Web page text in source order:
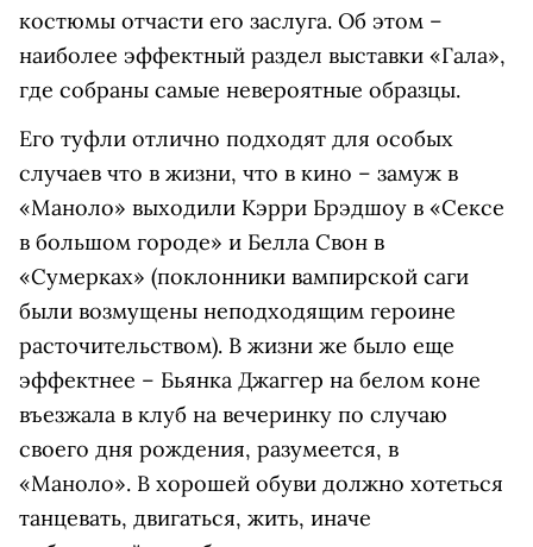
костюмы отчасти его заслуга. Об этом –
наиболее эффектный раздел выставки «Гала»,
где собраны самые невероятные образцы.
Его туфли отлично подходят для особых
случаев что в жизни, что в кино – замуж в
«Маноло» выходили Кэрри Брэдшоу в «Сексе
в большом городе» и Белла Свон в
«Сумерках» (поклонники вампирской саги
были возмущены неподходящим героине
расточительством). В жизни же было еще
эффектнее – Бьянка Джаггер на белом коне
въезжала в клуб на вечеринку по случаю
своего дня рождения, разумеется, в
«Маноло». В хорошей обуви должно хотеться
танцевать, двигаться, жить, иначе